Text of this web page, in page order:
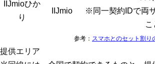
IIJmioひか
り
IIJmio
※同一契約IDで両
こ
参考： スマホとのセット割り
提供エリア